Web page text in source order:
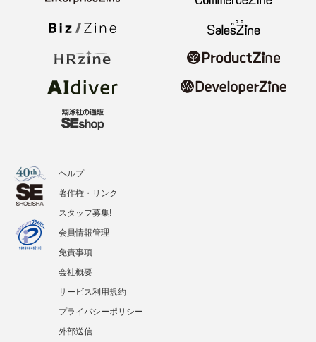
ヘルプ
著作権・リンク
スタッフ募集!
会員情報管理
免責事項
会社概要
サービス利用規約
プライバシーポリシー
外部送信